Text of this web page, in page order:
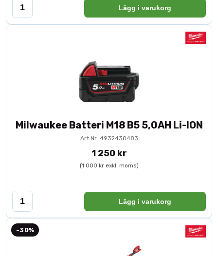
Lägg i varukorg
Milwaukee Batteri M18 B5 5,0AH Li-ION
Art.Nr: 4932430483
1 250 kr
(1 000 kr exkl. moms)
Lägg i varukorg
-30%